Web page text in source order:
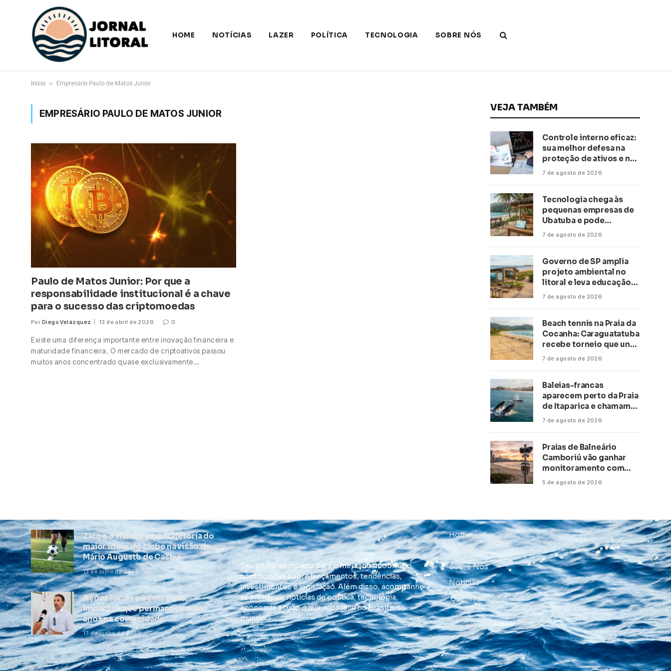
HOME NOTÍCIAS LAZER POLÍTICA TECNOLOGIA SOBRE NÓS
Início » Empresário Paulo de Matos Junior
EMPRESÁRIO PAULO DE MATOS JUNIOR
Paulo de Matos Junior: Por que a
responsabilidade institucional é a chave
para o sucesso das criptomoedas
Por Diego Velázquez 13 de abril de 2026 0
Existe uma diferença importante entre inovação financeira e
maturidade financeira. O mercado de criptoativos passou
muitos anos concentrado quase exclusivamente…
VEJA TAMBÉM
Controle interno eficaz:
sua melhor defesa na
proteção de ativos e na
saúde financeira!
7 de agosto de 2026
Tecnologia chega às
pequenas empresas de
Ubatuba e pode
transformar negócios
7 de agosto de 2026
Governo de SP amplia
projeto ambiental no
litoral e leva educação
climática a escolas de 16
7 de agosto de 2026
Beach tennis na Praia da
Cocanha: Caraguatatuba
recebe torneio que une
esporte, lazer e mar
7 de agosto de 2026
Baleias-francas
aparecem perto da Praia
de Itaparica e chamam
atenção no litoral do
7 de agosto de 2026
Praias de Balneário
Camboriú vão ganhar
monitoramento com
inteligência artificial
5 de agosto de 2026
Zico e o Flamengo: a trajetória do
maior ídolo do clube na visão de
Mário Augusto de Castro
13 de julho de 2026
Ações locais podem gerar
impactos que permanecem por
anos na comunidade
17 de junho de 2026
Seu portal completo para o mercado imobiliário,
com notícias sobre lançamentos, tendências,
investimentos e legislação. Além disso, acompanhe
as principais notícias de política, tecnologia,
economia e tudo o que acontece no Brasil e no
mundo.
Home
Contato
Sobre Nós
Notícias
Quem Faz